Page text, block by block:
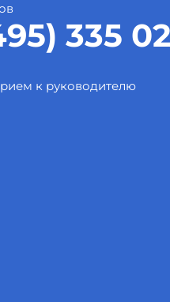
335
к руководителю